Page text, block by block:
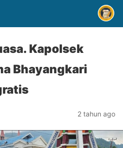
Kapolsek
Bhayangkari
2 tahun ago